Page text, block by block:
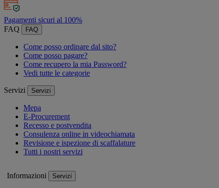
Pagamenti sicuri al 100%
FAQ
FAQ
Come posso ordinare dal sito?
Come posso pagare?
Come recupero la mia Password?
Vedi tutte le categorie
Servizi Servizi
Mepa
E-Procurement
Recesso e postvendita
Consulenza online in videochiamata
Revisione e ispezione di scaffalature
Tutti i nostri servizi
Informazioni Servizi